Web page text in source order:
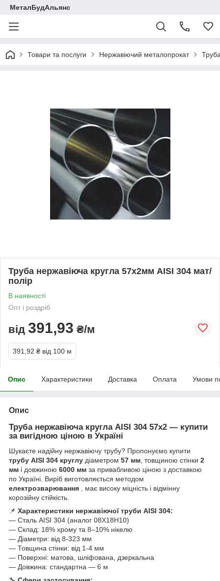
МеталБудАльянс
Товари та послуги Нержавіючий металопрокат
Труба нержавіюча кругла 57х2мм AISI 304 мат/
полір
В наявності
Опт і роздріб
від 391,93 ₴/м
391,92 ₴ від 100 м
Опис Характеристики Доставка Оплата Умови
Опис
Труба нержавіюча кругла AISI 304 57х2 — купити
за вигідною ціною в Україні
Шукаєте надійну нержавіючу трубу? Пропонуємо купити
трубу AISI 304 круглу діаметром 57 мм , товщиною стінки 2
мм і довжиною 6000 мм за привабливою ціною з доставкою
по Україні. Виріб виготовляється методом
електрозварювання
, має високу міцність і відмінну
корозійну стійкість.
📌 Характеристики нержавіючої труби AISI 304:
— Сталь AISI 304 (аналог 08Х18Н10)
— Склад: 18% хрому та 8–10% нікелю
— Діаметри: від 8-323 мм
— Товщина стінки: від 1-4 мм
— Поверхні: матова, шліфована, дзеркальна
— Довжина: стандартна — 6 м